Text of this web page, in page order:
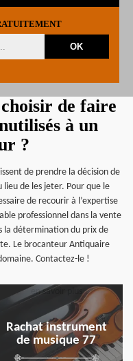
de faire
à un
?
de prendre la décision de
lieu de les jeter. Pour que le
de recourir à l’expertise
professionnel dans la vente
la détermination du prix de
Le brocanteur Antiquaire
Contactez-le !
Rachat instrument
de musique 77
en savoir plus